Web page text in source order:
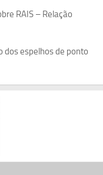
RAIS – Relação
dos espelhos de ponto